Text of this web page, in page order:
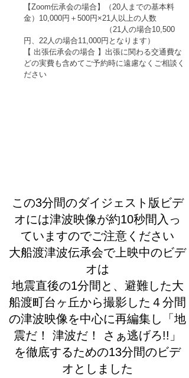
【Zoom伝承会の場合】（20人までの基本料
金）10,000円＋500円×21人以上の人数
（21人の場合10,500
円、22人の場合11,000円となります）
【 出張伝承会の場合 】出張に関わる交通費な
どの実費も含めてご予約時に遠慮なくご相談く
ださい
この3分間のダイジェスト版ビデ
オには津波映像が約10秒間入っ
ていますのでご注意ください
大船渡津波伝承会で上映中のビデ
オは
地震直後の1分間と、避難した大
船渡町台ヶ丘から撮影した４分間
の津波映像を中心に再編集し「地
震だ！ 津波だ！ さぁ逃げろ!!」
を徹底するための13分間のビデ
オとしました